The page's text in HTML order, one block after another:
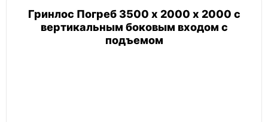
Гринлос Погреб 3500 х 2000 х 2000 с
вертикальным боковым входом с
подъемом